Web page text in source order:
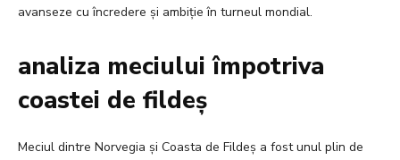
avanseze cu încredere și ambiție în turneul mondial.
analiza meciului împotriva
coastei de fildeș
Meciul dintre Norvegia și Coasta de Fildeș a fost unul plin de